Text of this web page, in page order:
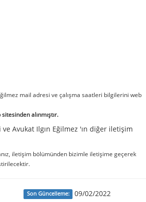
mail adresi ve çalışma saatleri bilgilerini web
alınmıştır.
Avukat Ilgın Eğilmez 'ın diğer iletişim
iletişim bölümünden bizimle iletişime geçerek
Son Güncelleme: 09/02/2022